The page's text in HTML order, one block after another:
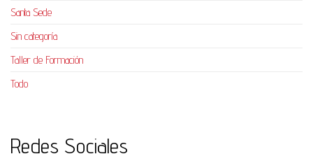
Santa Sede
Sin categoría
Taller de Formación
Todo
Redes Sociales